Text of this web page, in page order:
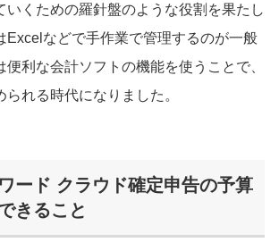
いくための羅針盤のような役割を果たし
Excelなどで手作業で管理するのが一般
便利な会計ソフトの機能を使うことで、
れる時代になりました。
ード クラウド確定申告の予算
きること